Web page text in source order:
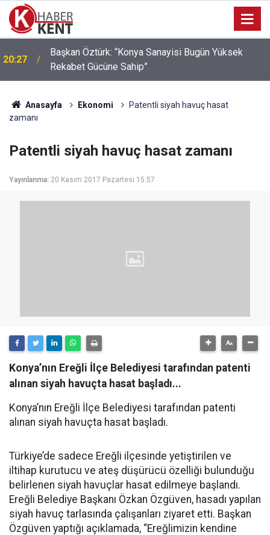
20:27
Başkan Öztürk: “Konya Sanayisi Bugün Yüksek
Rekabet Gücüne Sahip”
Anasayfa Ekonomi
Patentli siyah havuç hasat
zamanı
Patentli siyah havuç hasat zamanı
Yayınlanma: 20 Kasım 2017 Pazartesi 15:57
Konya’nın Ereğli İlçe Belediyesi tarafından patenti
alınan siyah havuçta hasat başladı...
Konya’nın Ereğli İlçe Belediyesi tarafından patenti
alınan siyah havuçta hasat başladı.
Türkiye’de sadece Ereğli ilçesinde yetiştirilen ve
iltihap kurutucu ve ateş düşürücü özelliği bulunduğu
belirlenen siyah havuçlar hasat edilmeye başlandı.
Ereğli Belediye Başkanı Özkan Özgüven, hasadı yapılan
siyah havuç tarlasında çalışanları ziyaret etti. Başkan
Özgüven yaptığı açıklamada, “Ereğlimizin kendine